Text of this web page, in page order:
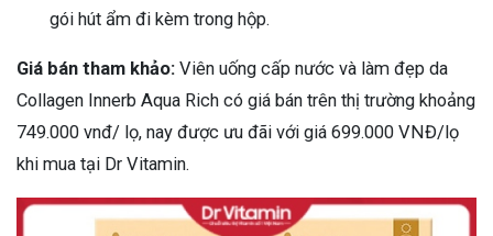
gói hút ẩm đi kèm trong hộp.
Giá bán tham khảo: Viên uống cấp nước và làm đẹp da
Collagen Innerb Aqua Rich có giá bán trên thị trường khoảng
749.000 vnđ/ lọ, nay được ưu đãi với giá 699.000 VNĐ/lọ
khi mua tại Dr Vitamin.